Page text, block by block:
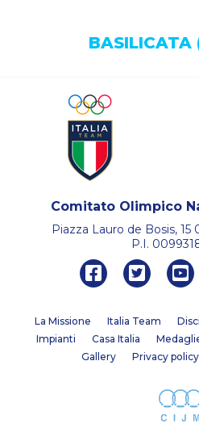
BASILICATA
Comitato Olimpico
Piazza Lauro de Bosis, 15
P.I.
La Missione Italia Team
Impianti
Casa Italia
Gallery
Privacy policy